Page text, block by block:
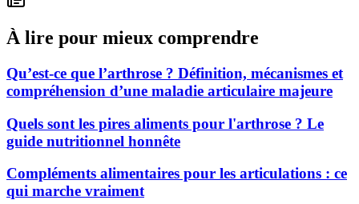
À lire pour mieux comprendre
Qu’est-ce que l’arthrose ? Définition, mécanismes et
compréhension d’une maladie articulaire majeure
Quels sont les pires aliments pour l'arthrose ? Le
guide nutritionnel honnête
Compléments alimentaires pour les articulations : ce
qui marche vraiment